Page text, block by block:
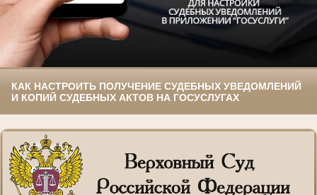
КАК НАСТРОИТЬ ПОЛУЧЕНИЕ СУДЕБНЫХ УВЕДОМЛЕНИЙ
И КОПИЙ СУДЕБНЫХ АКТОВ НА ГОСУСЛУГАХ